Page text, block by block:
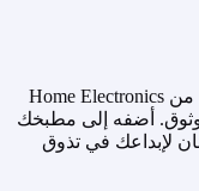
💪 البساطة والأداء 💪 يوفر الموقد الكهربائي من Home Electronics
أضفه إلى مطبخك
لإبداعك في تذوق